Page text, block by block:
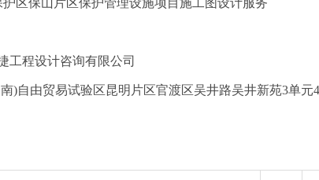
区保山片区保护管理设施项目施工图设计服务
工程设计咨询有限公司
)自由贸易试验区昆明片区官渡区吴井路吴井新苑3单元